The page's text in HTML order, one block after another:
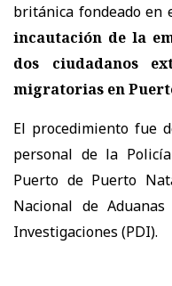
británica fondeado en
incautación de la
dos ciudadanos
migratorias en
El procedimiento fue
personal de la
Puerto de Puerto
Nacional de
Investigaciones (PDI).